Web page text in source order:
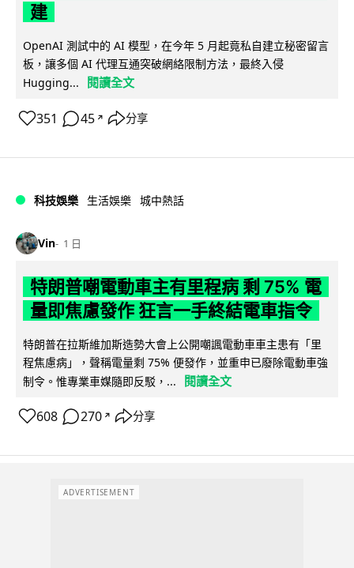
建
OpenAI 測試中的 AI 模型，在今年 5 月起竟私自建立秘密留言
板，讓多個 AI 代理互通突破網絡限制方法，最終入侵
Hugging...
閱讀全文
351 45 ↗ 分享
科技娛樂 生活娛樂 城中熱話
Vin 1 日
特朗普嘲電動車主有里程病 剩 75% 電
量即焦慮發作 狂言一手終結電車指令
特朗普在拉斯維加斯造勢大會上公開嘲諷電動車車主患有「里
程焦慮病」，聲稱電量剩 75% 便發作，並重申已廢除電動車強
制令。惟專業車媒隨即反駁，...
閱讀全文
608 270 ↗ 分享
ADVERTISEMENT